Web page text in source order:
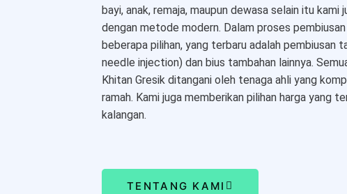
bayi, anak, remaja, maupun dewasa selain itu kami
dengan metode modern. Dalam proses
beberapa pilihan, yang terbaru adalah pembiusan
needle injection) dan bius tambahan lainnya.
Khitan Gresik ditangani oleh tenaga ahli yang
ramah. Kami juga memberikan pilihan harga yang
kalangan.
TENTANG KAMI